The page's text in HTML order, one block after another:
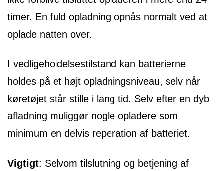
timer. En fuld opladning opnås normalt ved at
oplade natten over.
I vedligeholdelsestilstand kan batterierne
holdes på et højt opladningsniveau, selv når
køretøjet står stille i lang tid. Selv efter en dyb
afladning muliggør nogle opladere som
minimum en delvis reperation af batteriet.
Vigtigt: Selvom tilslutning og betjening af